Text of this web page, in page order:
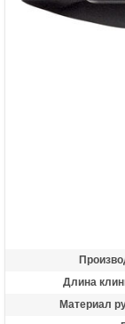
Длина
Материал